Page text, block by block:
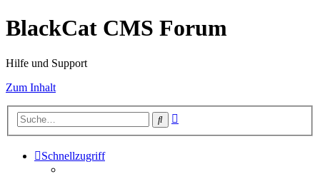
BlackCat CMS Forum
Hilfe und Support
Zum Inhalt
Suche
Schnellzugriff